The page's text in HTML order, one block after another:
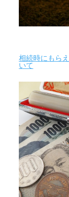
相続時にもら
いて